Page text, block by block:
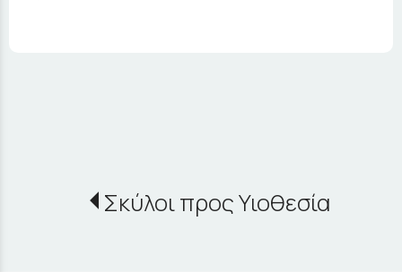
Σκύλοι προς Υιοθεσία